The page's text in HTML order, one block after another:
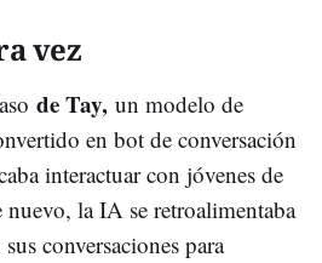
vez
de Tay, un modelo de
en bot de conversación
interactuar con jóvenes de
la IA se retroalimentaba
conversaciones para